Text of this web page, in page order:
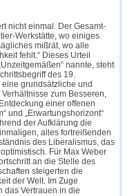
nicht einmal. Der Gesamt-
Werkstätte, wo einiges
mißrät, wo alle
fehlt.“ Dieses Urteil
nannte, steht
des 19.
grundsätzliche und
zum Besseren,
einer offenen
und „Erwartungshorizont“
der Aufklärung die
alles fortreißenden
des Liberalismus, das
Für Max Weber
an die Stelle des
steigerten die
der Welt. Im Zuge
das Vertrauen in die